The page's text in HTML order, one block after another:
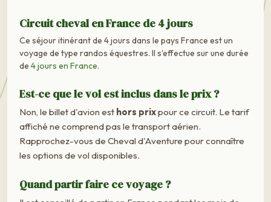
Circuit cheval en France de 4 jours
Ce séjour itinérant de 4 jours dans le pays France est un
voyage de type randos équestres. Il s'effectue sur une durée
de 4 jours en France.
Est-ce que le vol est inclus dans le prix ?
Non, le billet d'avion est hors prixpour ce circuit. Le tarif
affiché ne comprend pas le transport aérien.
Rapprochez-vous de Cheval d'Aventure pour connaître
les options de vol disponibles.
Quand partir faire ce voyage ?